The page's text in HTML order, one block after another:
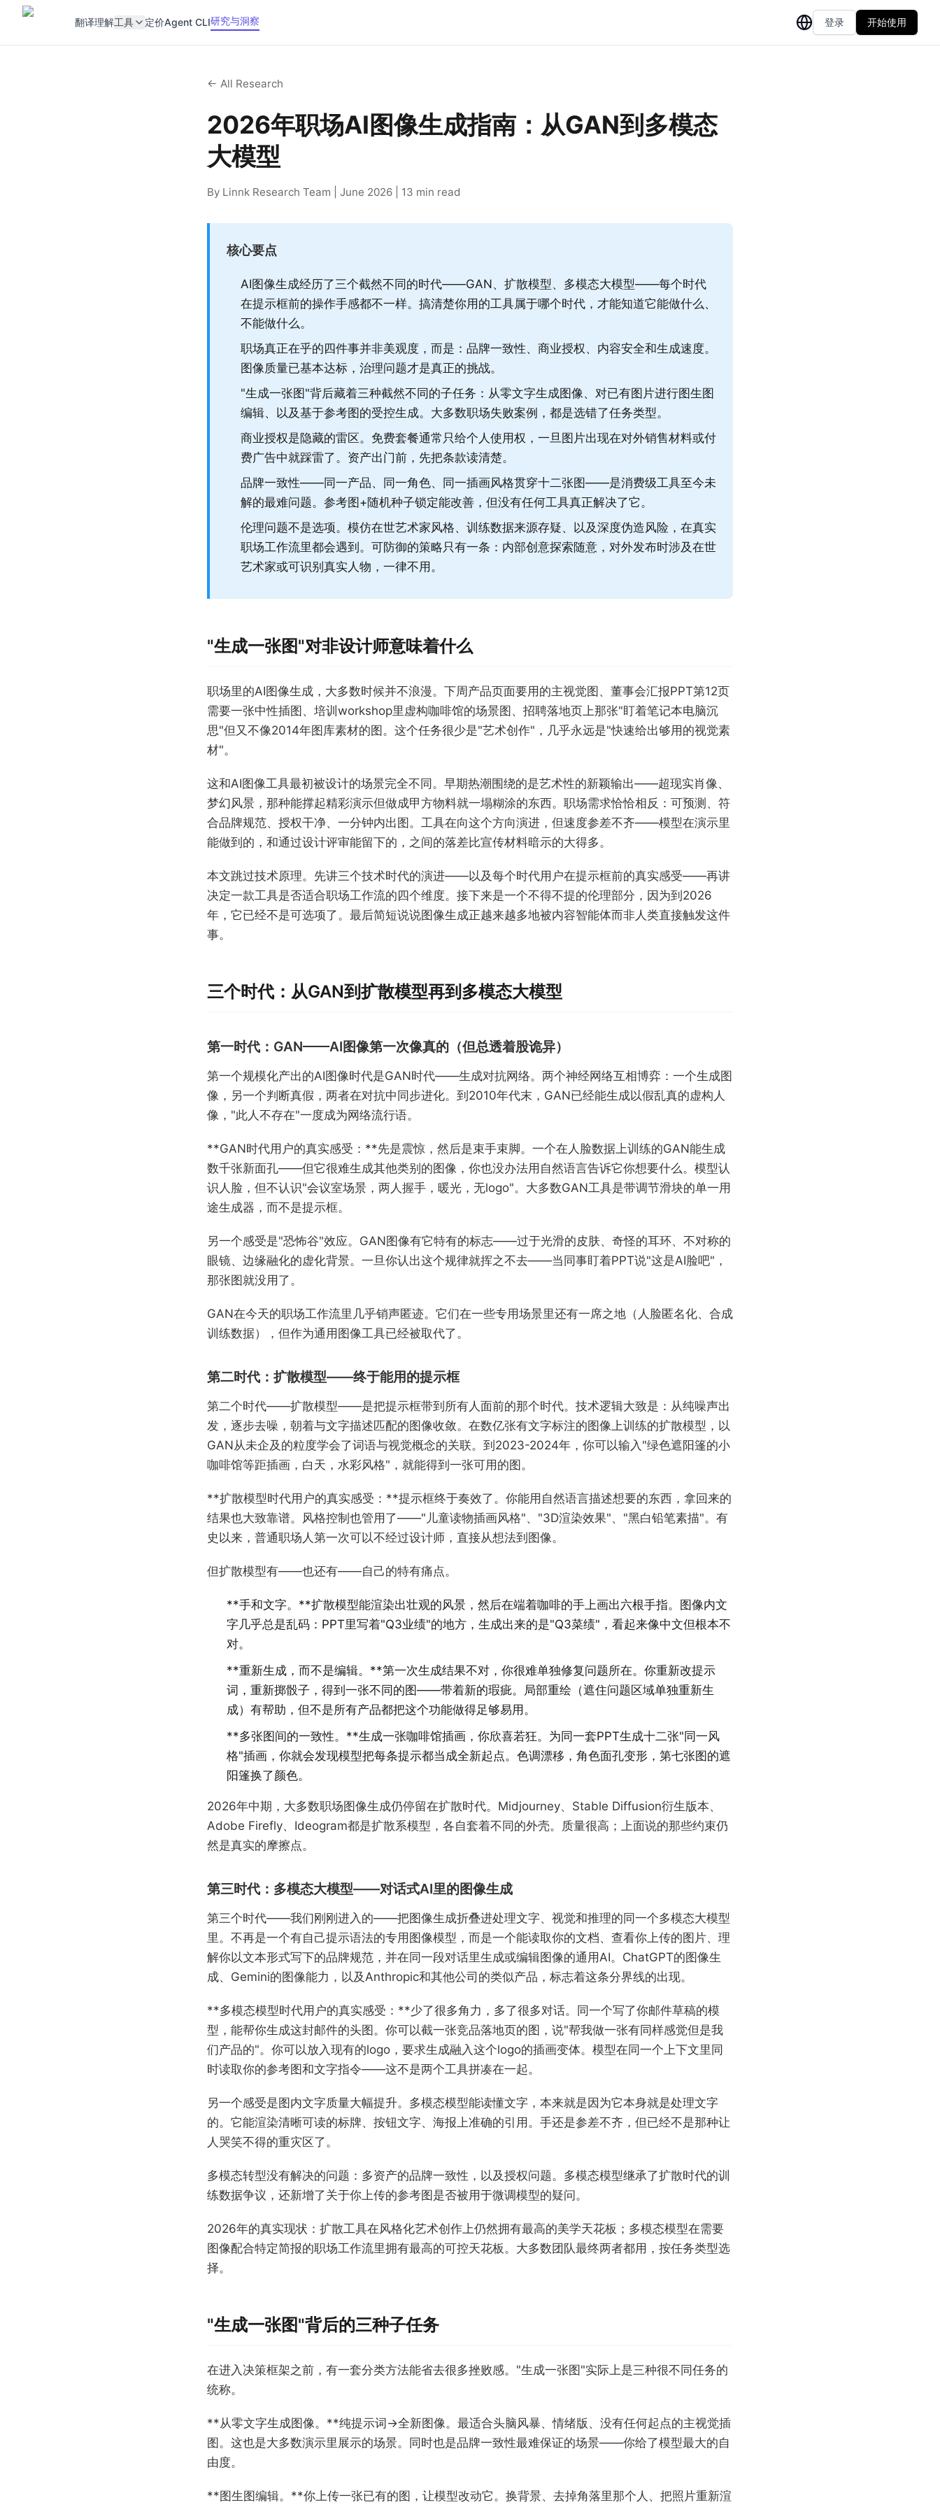
翻译理解工具 定价Agent CLI研究与洞察 登录 开始使用
← All Research
2026年职场AI图像生成指南：从GAN到多模态
大模型
By Linnk Research Team | June 2026 | 13 min read
核心要点
AI图像生成经历了三个截然不同的时代——GAN、扩散模型、多模态大模型——每个时代
在提示框前的操作手感都不一样。搞清楚你用的工具属于哪个时代，才能知道它能做什么、
不能做什么。
职场真正在乎的四件事并非美观度，而是：品牌一致性、商业授权、内容安全和生成速度。
图像质量已基本达标，治理问题才是真正的挑战。
"生成一张图"背后藏着三种截然不同的子任务：从零文字生成图像、对已有图片进行图生图
编辑、以及基于参考图的受控生成。大多数职场失败案例，都是选错了任务类型。
商业授权是隐藏的雷区。免费套餐通常只给个人使用权，一旦图片出现在对外销售材料或付
费广告中就踩雷了。资产出门前，先把条款读清楚。
品牌一致性——同一产品、同一角色、同一插画风格贯穿十二张图——是消费级工具至今未
解的最难问题。参考图+随机种子锁定能改善，但没有任何工具真正解决了它。
伦理问题不是选项。模仿在世艺术家风格、训练数据来源存疑、以及深度伪造风险，在真实
职场工作流里都会遇到。可防御的策略只有一条：内部创意探索随意，对外发布时涉及在世
艺术家或可识别真实人物，一律不用。
"生成一张图"对非设计师意味着什么
职场里的AI图像生成，大多数时候并不浪漫。下周产品页面要用的主视觉图、董事会汇报PPT第12页
需要一张中性插图、培训workshop里虚构咖啡馆的场景图、招聘落地页上那张"盯着笔记本电脑沉
思"但又不像2014年图库素材的图。这个任务很少是"艺术创作"，几乎永远是"快速给出够用的视觉素
材"。
这和AI图像工具最初被设计的场景完全不同。早期热潮围绕的是艺术性的新颖输出——超现实肖像、
梦幻风景，那种能撑起精彩演示但做成甲方物料就一塌糊涂的东西。职场需求恰恰相反：可预测、符
合品牌规范、授权干净、一分钟内出图。工具在向这个方向演进，但速度参差不齐——模型在演示里
能做到的，和通过设计评审能留下的，之间的落差比宣传材料暗示的大得多。
本文跳过技术原理。先讲三个技术时代的演进——以及每个时代用户在提示框前的真实感受——再讲
决定一款工具是否适合职场工作流的四个维度。接下来是一个不得不提的伦理部分，因为到2026
年，它已经不是可选项了。最后简短说说图像生成正越来越多地被内容智能体而非人类直接触发这件
事。
三个时代：从GAN到扩散模型再到多模态大模型
第一时代：GAN——AI图像第一次像真的（但总透着股诡异）
第一个规模化产出的AI图像时代是GAN时代——生成对抗网络。两个神经网络互相博弈：一个生成图
像，另一个判断真假，两者在对抗中同步进化。到2010年代末，GAN已经能生成以假乱真的虚构人
像，"此人不存在"一度成为网络流行语。
**GAN时代用户的真实感受：**先是震惊，然后是束手束脚。一个在人脸数据上训练的GAN能生成
数千张新面孔——但它很难生成其他类别的图像，你也没办法用自然语言告诉它你想要什么。模型认
识人脸，但不认识"会议室场景，两人握手，暖光，无logo"。大多数GAN工具是带调节滑块的单一用
途生成器，而不是提示框。
另一个感受是"恐怖谷"效应。GAN图像有它特有的标志——过于光滑的皮肤、奇怪的耳环、不对称的
眼镜、边缘融化的虚化背景。一旦你认出这个规律就挥之不去——当同事盯着PPT说"这是AI脸吧"，
那张图就没用了。
GAN在今天的职场工作流里几乎销声匿迹。它们在一些专用场景里还有一席之地（人脸匿名化、合成
训练数据），但作为通用图像工具已经被取代了。
第二时代：扩散模型——终于能用的提示框
第二个时代——扩散模型——是把提示框带到所有人面前的那个时代。技术逻辑大致是：从纯噪声出
发，逐步去噪，朝着与文字描述匹配的图像收敛。在数亿张有文字标注的图像上训练的扩散模型，以
GAN从未企及的粒度学会了词语与视觉概念的关联。到2023-2024年，你可以输入"绿色遮阳篷的小
咖啡馆等距插画，白天，水彩风格"，就能得到一张可用的图。
**扩散模型时代用户的真实感受：**提示框终于奏效了。你能用自然语言描述想要的东西，拿回来的
结果也大致靠谱。风格控制也管用了——"儿童读物插画风格"、"3D渲染效果"、"黑白铅笔素描"。有
史以来，普通职场人第一次可以不经过设计师，直接从想法到图像。
但扩散模型有——也还有——自己的特有痛点。
**手和文字。**扩散模型能渲染出壮观的风景，然后在端着咖啡的手上画出六根手指。图像内文
字几乎总是乱码：PPT里写着"Q3业绩"的地方，生成出来的是"Q3菜绩"，看起来像中文但根本不
对。
**重新生成，而不是编辑。**第一次生成结果不对，你很难单独修复问题所在。你重新改提示
词，重新掷骰子，得到一张不同的图——带着新的瑕疵。局部重绘（遮住问题区域单独重新生
成）有帮助，但不是所有产品都把这个功能做得足够易用。
**多张图间的一致性。**生成一张咖啡馆插画，你欣喜若狂。为同一套PPT生成十二张"同一风
格"插画，你就会发现模型把每条提示都当成全新起点。色调漂移，角色面孔变形，第七张图的遮
阳篷换了颜色。
2026年中期，大多数职场图像生成仍停留在扩散时代。Midjourney、Stable Diffusion衍生版本、
Adobe Firefly、Ideogram都是扩散系模型，各自套着不同的外壳。质量很高；上面说的那些约束仍
然是真实的摩擦点。
第三时代：多模态大模型——对话式AI里的图像生成
第三个时代——我们刚刚进入的——把图像生成折叠进处理文字、视觉和推理的同一个多模态大模型
里。不再是一个有自己提示语法的专用图像模型，而是一个能读取你的文档、查看你上传的图片、理
解你以文本形式写下的品牌规范，并在同一段对话里生成或编辑图像的通用AI。ChatGPT的图像生
成、Gemini的图像能力，以及Anthropic和其他公司的类似产品，标志着这条分界线的出现。
**多模态模型时代用户的真实感受：**少了很多角力，多了很多对话。同一个写了你邮件草稿的模
型，能帮你生成这封邮件的头图。你可以截一张竞品落地页的图，说"帮我做一张有同样感觉但是我
们产品的"。你可以放入现有的logo，要求生成融入这个logo的插画变体。模型在同一个上下文里同
时读取你的参考图和文字指令——这不是两个工具拼凑在一起。
另一个感受是图内文字质量大幅提升。多模态模型能读懂文字，本来就是因为它本身就是处理文字
的。它能渲染清晰可读的标牌、按钮文字、海报上准确的引用。手还是参差不齐，但已经不是那种让
人哭笑不得的重灾区了。
多模态转型没有解决的问题：多资产的品牌一致性，以及授权问题。多模态模型继承了扩散时代的训
练数据争议，还新增了关于你上传的参考图是否被用于微调模型的疑问。
2026年的真实现状：扩散工具在风格化艺术创作上仍然拥有最高的美学天花板；多模态模型在需要
图像配合特定简报的职场工作流里拥有最高的可控天花板。大多数团队最终两者都用，按任务类型选
择。
"生成一张图"背后的三种子任务
在进入决策框架之前，有一套分类方法能省去很多挫败感。"生成一张图"实际上是三种很不同任务的
统称。
**从零文字生成图像。**纯提示词→全新图像。最适合头脑风暴、情绪版、没有任何起点的主视觉插
图。这也是大多数演示里展示的场景。同时也是品牌一致性最难保证的场景——你给了模型最大的自
由度。
**图生图编辑。**你上传一张已有的图，让模型改动它。换背景、去掉角落里那个人、把照片重新渲